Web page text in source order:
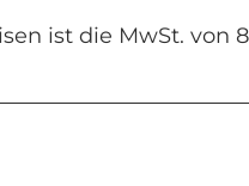
ist die MwSt. von